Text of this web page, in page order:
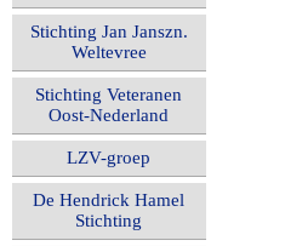
Stichting Jan Janszn.
Weltevree
Stichting Veteranen
Oost-Nederland
LZV-groep
De Hendrick Hamel
Stichting